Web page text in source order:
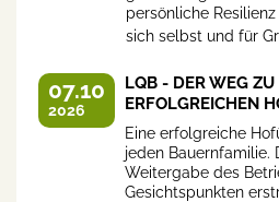
persönliche
sich selbst und für
07.10
2026
LQB - DER WEG ZU
ERFOLGREICHEN
Eine erfolgreiche
jeden Bauernfamilie.
Weitergabe des
Gesichtspunkten